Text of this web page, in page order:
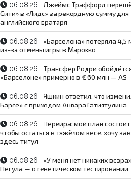
06.08.26
Джеймс Траффорд
Сити» в «Лидс» за рекордную сумму для
английского вратаря
06.08.26
«Барселона» потеряла 4,5
из-за отмены игры в Марокко
06.08.26
Трансфер Родри обойдётся
«Барселоне» примерно в € 60 млн — AS
06.08.26
Яшкин ответил, что
Барсе» с приходом Анвара Гатиятулина
06.08.26
Перейра: мой план
чтобы остаться в тяжёлом весе, хочу
здесь титул
06.08.26
«У меня нет никаких
Пегула — о генетическом тестировании